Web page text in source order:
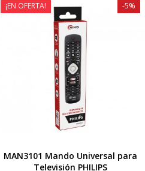
¡EN OFERTA!
Vista rápida
MAN3101 Mando Universal para
Televisión PHILIPS
-5%